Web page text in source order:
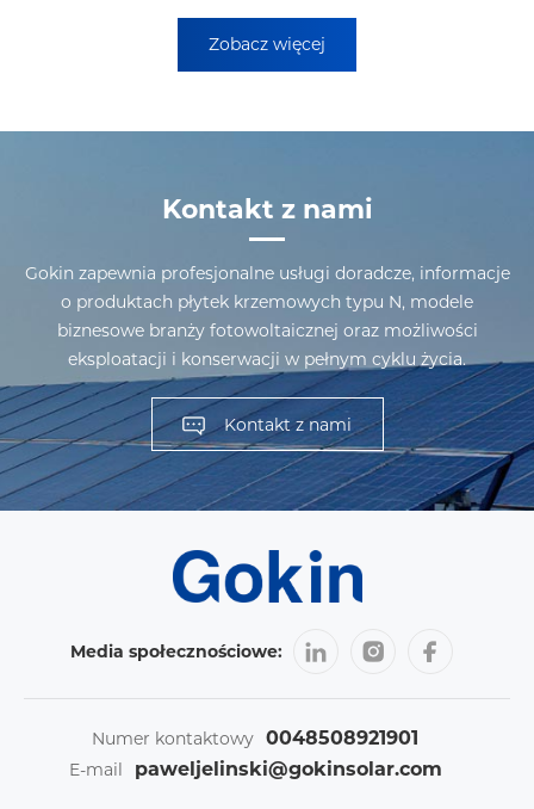
Zobacz więcej
Kontakt z nami
Gokin zapewnia profesjonalne usługi doradcze, informacje
o produktach płytek krzemowych typu N, modele
biznesowe branży fotowoltaicznej oraz możliwości
eksploatacji i konserwacji w pełnym cyklu życia.
Kontakt z nami
Media społecznościowe:
Numer kontaktowy 0048508921901
E-mail paweljelinski@gokinsolar.com